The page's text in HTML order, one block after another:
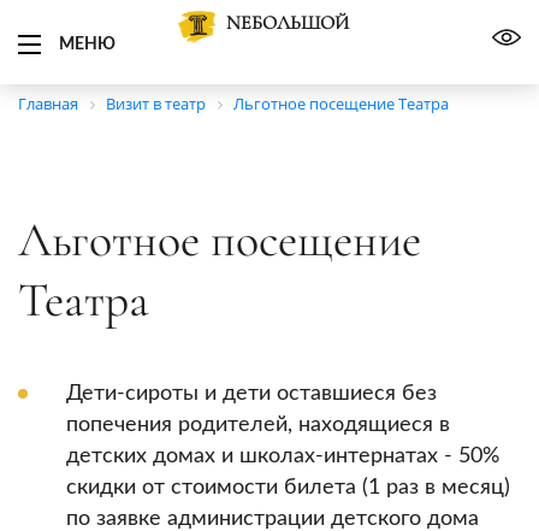
МЕНЮ
NЕБОЛЬШОЙ
Главная Визит в театр Льготное посещение Театра
Льготное посещение
Театра
Дети-сироты и дети оставшиеся без
попечения родителей, находящиеся в
детских домах и школах-интернатах - 50%
скидки от стоимости билета (1 раз в месяц)
по заявке администрации детского дома